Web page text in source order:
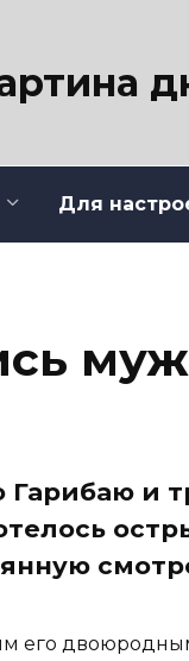
Для
Гарибаю и
его